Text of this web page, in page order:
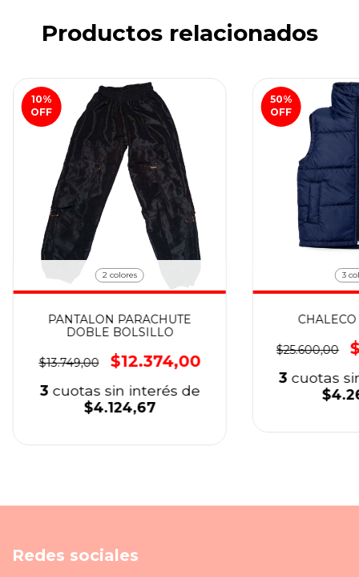
Productos relacionados
10%
OFF
2 colores
PANTALON PARACHUTE
DOBLE BOLSILLO
$13.749,00 $12.374,00
3 cuotas sin interés de
$4.124,67
50%
OFF
3
$25.600,00
3 cuotas
Redes sociales